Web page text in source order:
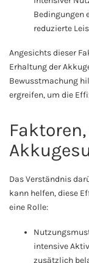
Bedingungen
reduzierte
Angesichts dieser
Erhaltung der
Bewusstmachung
ergreifen, um die
Das Verständnis
kann helfen, diese
eine Rolle:
intensive
zusätzlich